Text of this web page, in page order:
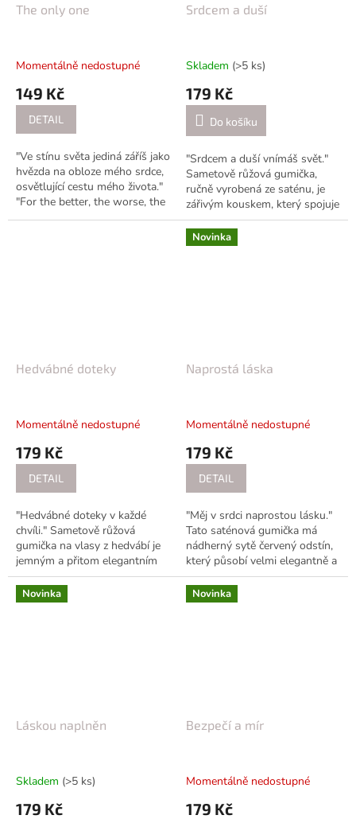
The only one
Momentálně nedostupné
149 Kč
DETAIL
"Ve stínu světa jediná záříš jako
hvězda na obloze mého srdce,
osvětlující cestu mého života."
"For the better, the worse, the
in-betweens, babyI'm gonna
Srdcem a duší
Skladem (>5 ks)
179 Kč
Do košíku
"Srdcem a duší vnímáš svět."
Sametově růžová gumička,
ručně vyrobená ze saténu, je
zářivým kouskem, který spojuje
luxus a pohodlí. Tento
jedinečný doplněk byl pečlivě
šit s...
Hedvábné doteky
Momentálně nedostupné
179 Kč
DETAIL
"Hedvábné doteky v každé
chvíli." Sametově růžová
gumička na vlasy z hedvábí je
jemným a přitom elegantním
doplňkem, který nese v sobě
krásu a šetrnost k vlasům. Je
vyrobena z...
Novinka
Naprostá láska
Momentálně nedostupné
179 Kč
DETAIL
"Měj v srdci naprostou lásku."
Tato saténová gumička má
nádherný sytě červený odstín,
který působí velmi elegantně a
sofistikovaně. Je vyrobena z
kvalitního materiálu. Její...
Novinka
Láskou naplněn
Skladem (>5 ks)
179 Kč
Novinka
Bezpečí a mír
Momentálně nedostupné
179 Kč